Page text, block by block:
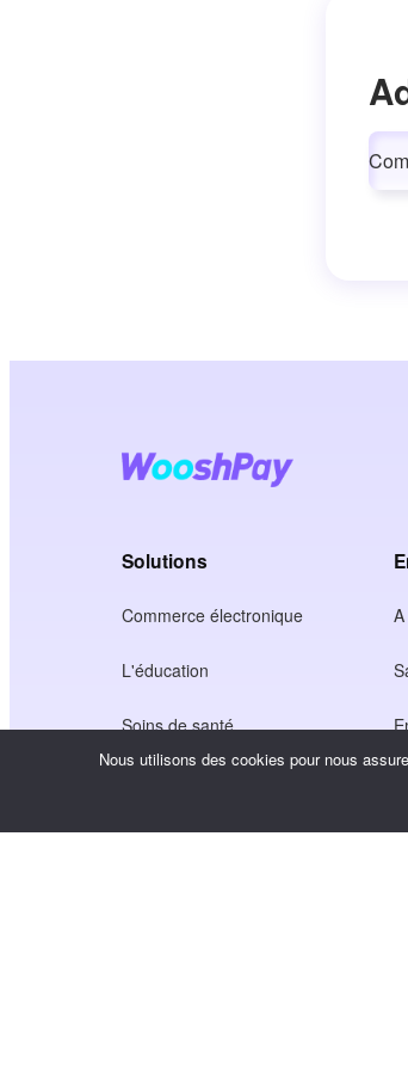
Solutions
Commerce électronique
L'éducation
Soins de santé
Jeu
Nous utilisons des cookies pour nous